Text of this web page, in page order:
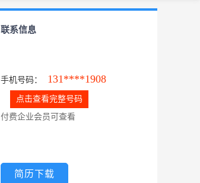
联系信息
手机号码： 131****1908
点击查看完整号码
付费企业会员可查看
简历下载